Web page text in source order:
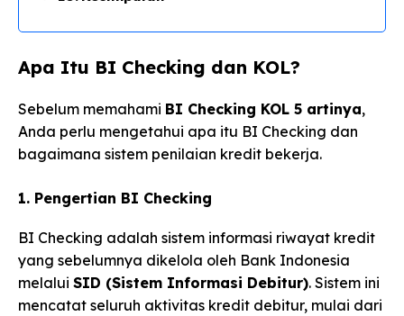
Apa Itu BI Checking dan KOL?
Sebelum memahami BI Checking KOL 5 artinya,
Anda perlu mengetahui apa itu BI Checking dan
bagaimana sistem penilaian kredit bekerja.
1. Pengertian BI Checking
BI Checking adalah sistem informasi riwayat kredit
yang sebelumnya dikelola oleh Bank Indonesia
melalui SID (Sistem Informasi Debitur). Sistem ini
mencatat seluruh aktivitas kredit debitur, mulai dari